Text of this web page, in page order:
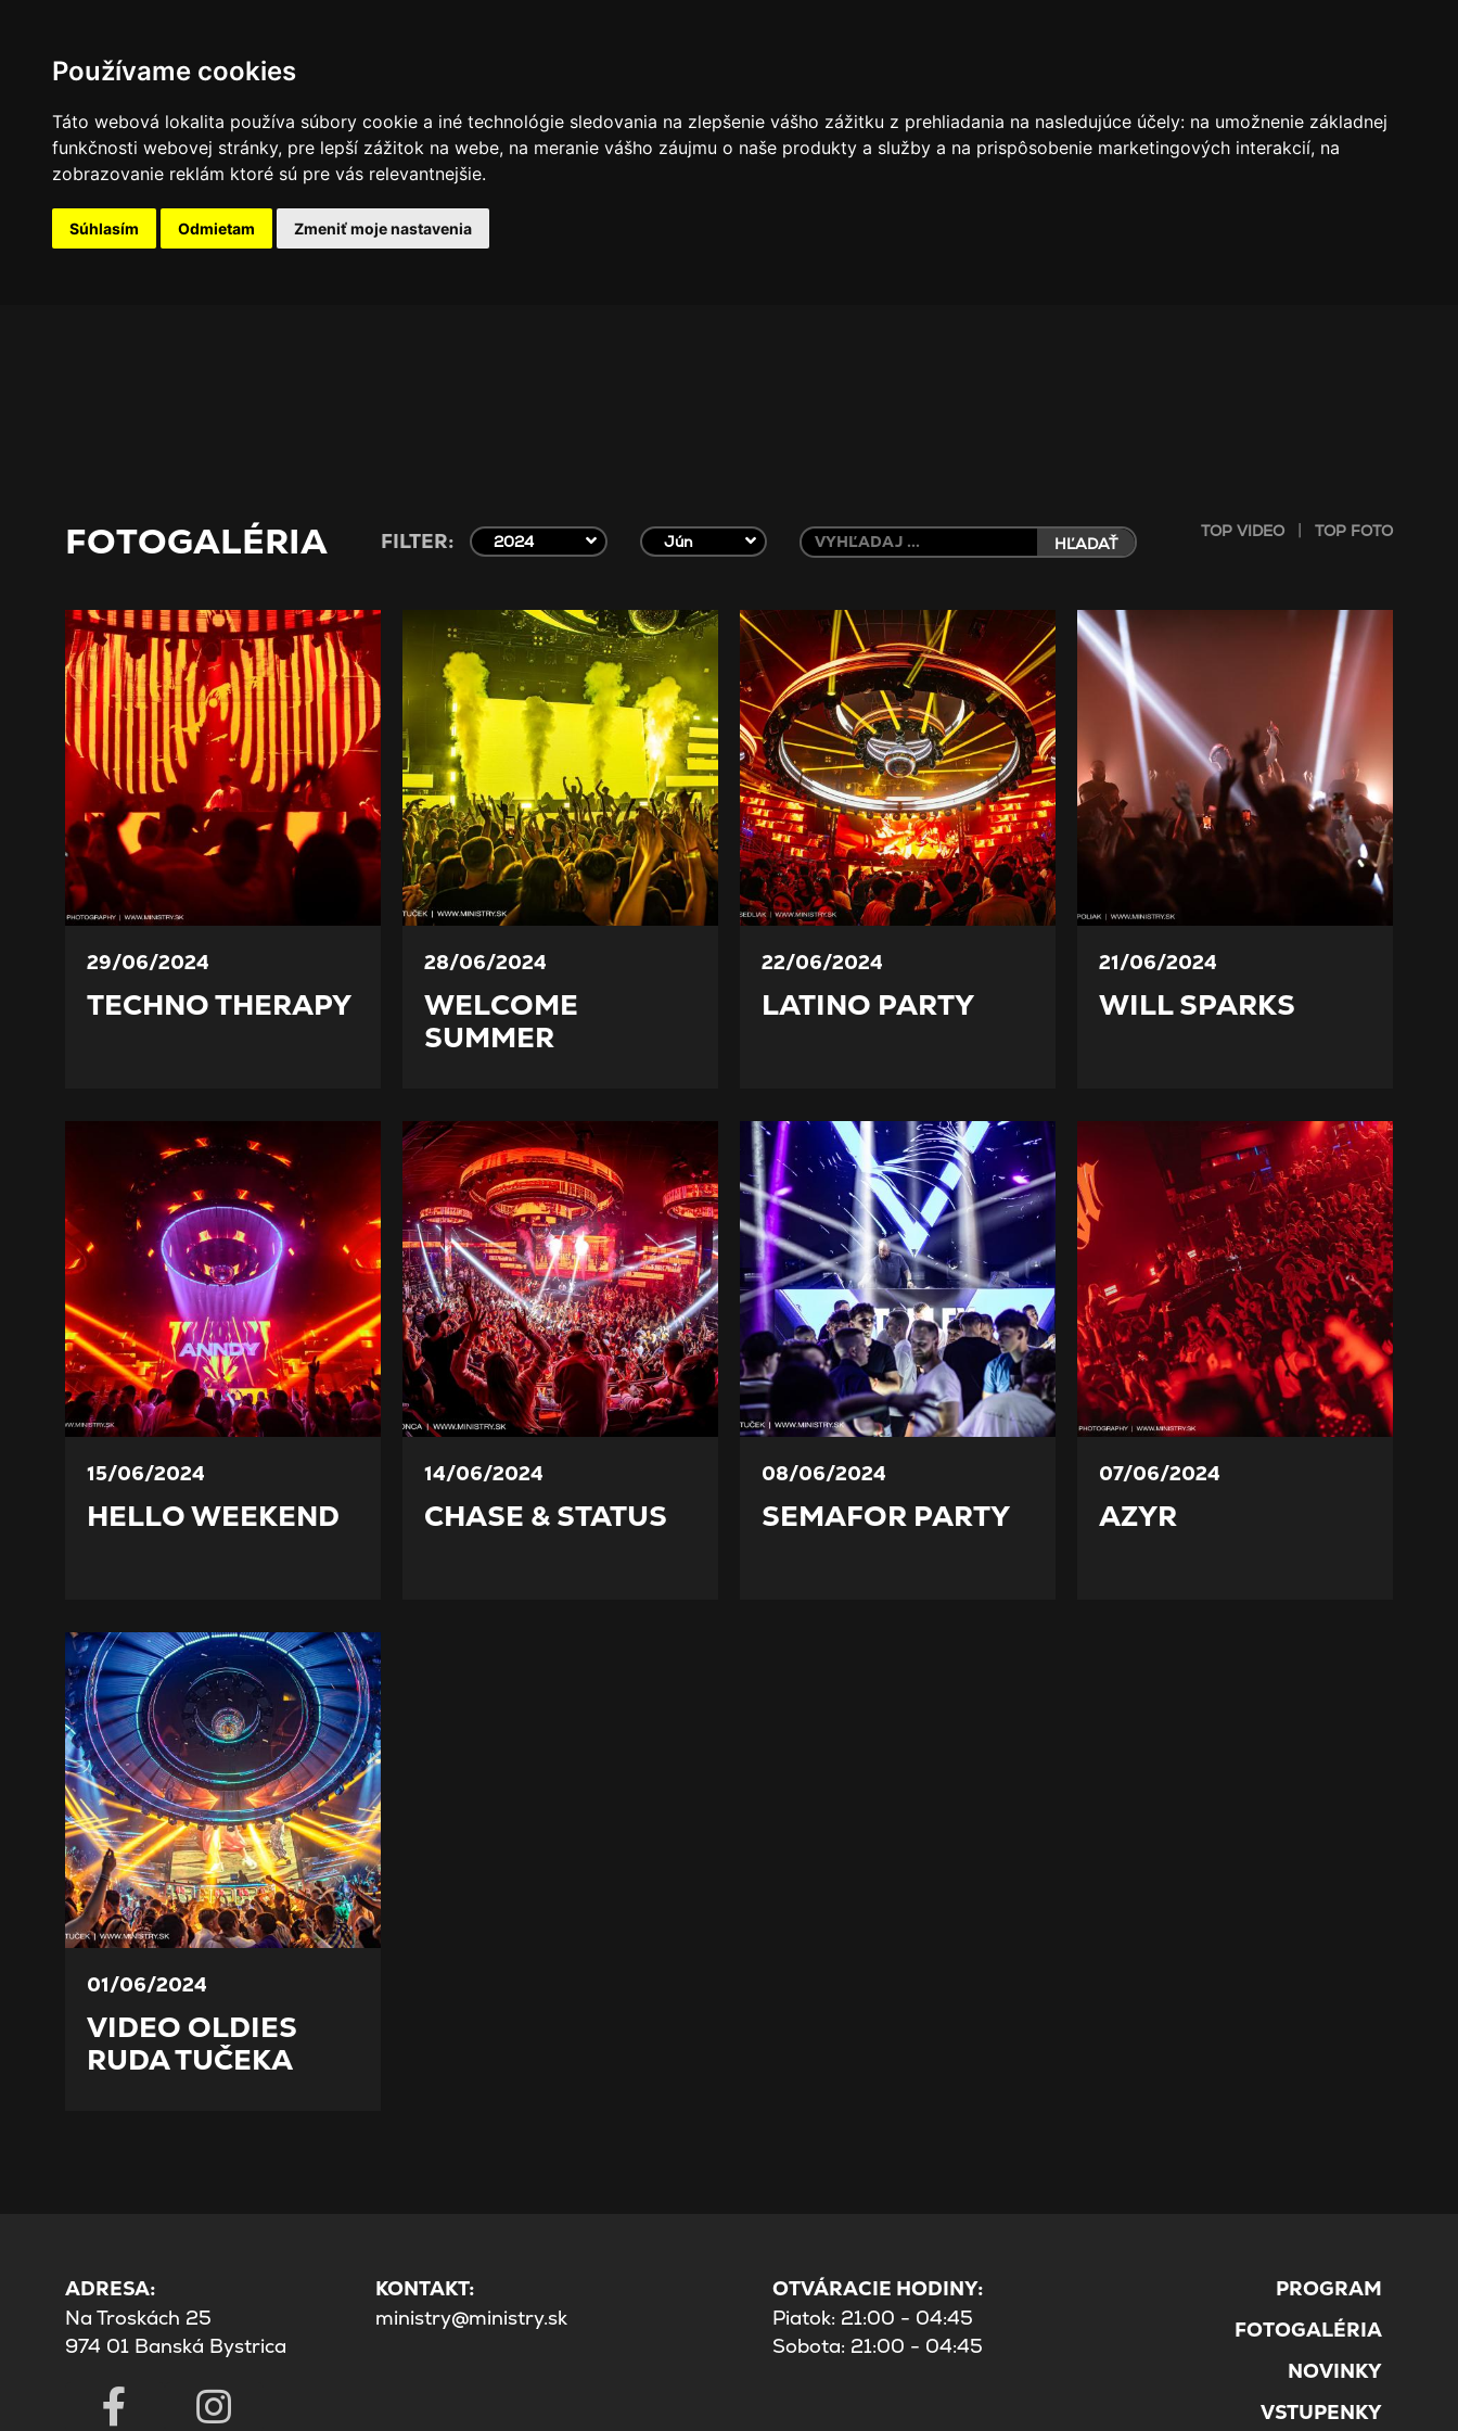
Používame cookies
Táto webová lokalita používa súbory cookie a iné technológie sledovania na zlepšenie vášho zážitku z prehliadania na nasledujúce účely: na umožnenie základnej
funkčnosti webovej stránky, pre lepší zážitok na webe, na meranie vášho záujmu o naše produkty a služby a na prispôsobenie marketingových interakcií, na
zobrazovanie reklám ktoré sú pre vás relevantnejšie.
Súhlasím Odmietam Zmeniť moje nastavenia
FOTOGALÉRIA TOP VIDEO | TOP FOTO
FILTER: 2024 Jún HĽADAŤ
29/06/2024
TECHNO THERAPY
28/06/2024
WELCOME
SUMMER
22/06/2024
LATINO PARTY
21/06/2024
WILL SPARKS
15/06/2024
HELLO WEEKEND
14/06/2024
CHASE & STATUS
08/06/2024
SEMAFOR PARTY
07/06/2024
AZYR
01/06/2024
VIDEO OLDIES
RUDA TUČEKA
ADRESA:
Na Troskách 25
974 01 Banská Bystrica
KONTAKT:
ministry@ministry.sk
OTVÁRACIE HODINY:
Piatok: 21:00 - 04:45
Sobota: 21:00 - 04:45
PROGRAM
FOTOGALÉRIA
NOVINKY
VSTUPENKY